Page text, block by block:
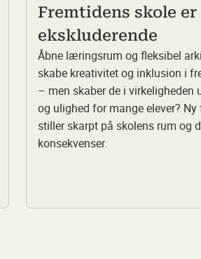
Fremtidens skole er
ekskluderende
Åbne læringsrum og fleksibel
skabe kreativitet og inklusion i
– men skaber de i virkeligheden
og ulighed for mange elever?
stiller skarpt på skolens rum og
konsekvenser.